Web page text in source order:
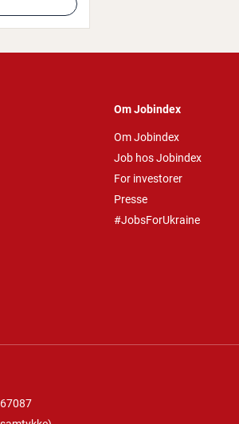
Om Jobindex
Om Jobindex
Job hos Jobindex
For investorer
Presse
#JobsForUkraine